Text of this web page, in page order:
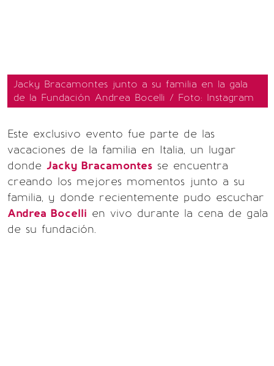
Jacky Bracamontes junto a su familia en la gala
de la Fundación Andrea Bocelli / Foto: Instagram
Este exclusivo evento fue parte de las
vacaciones de la familia en Italia, un lugar
donde Jacky Bracamontes se encuentra
creando los mejores momentos junto a su
familia, y donde recientemente pudo escuchar
Andrea Bocelli en vivo durante la cena de gala
de su fundación.